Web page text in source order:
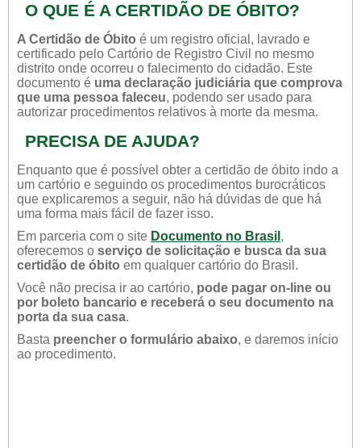
O QUE É A CERTIDÃO DE ÓBITO?
A Certidão de Óbito é um registro oficial, lavrado e
certificado pelo Cartório de Registro Civil no mesmo
distrito onde ocorreu o falecimento do cidadão. Este
documento é uma declaração judiciária que comprova
que uma pessoa faleceu, podendo ser usado para
autorizar procedimentos relativos à morte da mesma.
PRECISA DE AJUDA?
Enquanto que é possível obter a certidão de óbito indo a
um cartório e seguindo os procedimentos burocráticos
que explicaremos a seguir, não há dúvidas de que há
uma forma mais fácil de fazer isso.
Em parceria com o site Documento no Brasil ,
oferecemos o serviço de solicitação e busca da sua
certidão de óbito em qualquer cartório do Brasil.
Você não precisa ir ao cartório, pode pagar on-line ou
por boleto bancario e receberá o seu documento na
porta da sua casa.
Basta preencher o formulário abaixo, e daremos início
ao procedimento.